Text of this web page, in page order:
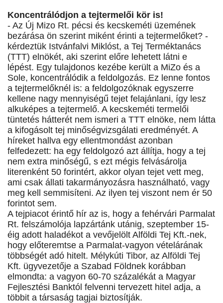
Koncentrálódjon a tejtermelői kör is!
- Az Új Mizo Rt. pécsi és kecskeméti üzemének
bezárása ön szerint miként érinti a tejtermelőket? -
kérdeztük Istvánfalvi Miklóst, a Tej Terméktanács
(TTT) elnökét, aki szerint előre lehetett látni e
lépést. Egy tulajdonos kezébe került a MiZo és a
Sole, koncentrálódik a feldolgozás. Ez lenne fontos
a tejtermelőknél is: a feldolgozóknak egyszerre
kellene nagy mennyiségű tejet felajánlani, így lesz
alkuképes a tejtermelő. A kecskeméti termelői
tüntetés hátterét nem ismeri a TTT elnöke, nem látta
a kifogásolt tej minőségvizsgálati eredményét. A
híreket hallva egy ellentmondást azonban
felfedezett: ha egy feldolgozó azt állítja, hogy a tej
nem extra minőségű, s ezt mégis felvásárolja
literenként 50 forintért, akkor olyan tejet vett meg,
ami csak állati takarmányozásra használható, vagy
meg kell semmisíteni. Az ilyen tej viszont nem ér 50
forintot sem.
A tejpiacot érintő hír az is, hogy a fehérvári Parmalat
Rt. felszámolója lapzártánk utánig, szeptember 15-
éig adott haladékot a vevőjelölt Alföldi Tej Kft.-nek,
hogy előteremtse a Parmalat-vagyon vételárának
többségét adó hitelt. Mélykúti Tibor, az Alföldi Tej
Kft. ügyvezetője a Szabad Földnek korábban
elmondta: a vagyon 60-70 százalékát a Magyar
Fejlesztési Banktól felvenni tervezett hitel adja, a
többit a társaság tagjai biztosítják.